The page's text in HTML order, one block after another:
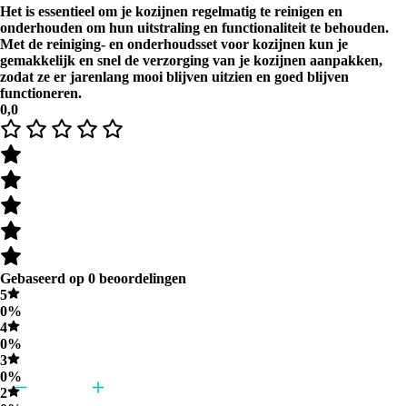
Het is essentieel om je kozijnen regelmatig te reinigen en
onderhouden om hun uitstraling en functionaliteit te behouden.
Met de reiniging- en onderhoudsset voor kozijnen kun je
gemakkelijk en snel de verzorging van je kozijnen aanpakken,
zodat ze er jarenlang mooi blijven uitzien en goed blijven
functioneren.
0,0
Gebaseerd op 0 beoordelingen
5
0%
4
0%
3
0%
2